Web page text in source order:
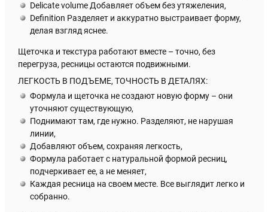
Delicate volume Добавляет объем без утяжеления,
Definition Разделяет и аккуратно выстраивает форму,
делая взгляд яснее.
Щеточка и текстура работают вместе – точно, без
перегруза, ресницы остаются подвижными.
ЛЕГКОСТЬ В ПОДЪЕМЕ, ТОЧНОСТЬ В ДЕТАЛЯХ:
Формула и щеточка не создают новую форму – они
уточняют существующую,
Поднимают там, где нужно. Разделяют, не нарушая
линии,
Добавляют объем, сохраняя легкость,
Формула работает с натуральной формой ресниц,
подчеркивает ее, а не меняет,
Каждая ресница на своем месте. Все выглядит легко и
собранно.